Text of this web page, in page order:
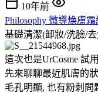
10年前
Philosophy 微導煥膚
基礎清潔(卸妝/洗臉/
這次也是UrCosme 試
先來聊聊最近肌膚的
毛孔明顯, 也有粉刺